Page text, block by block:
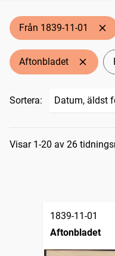
Från 1839-11-01
Aftonbladet
Sortera:
Visar 1-20 av 26
1839-11-01
Aftonbladet